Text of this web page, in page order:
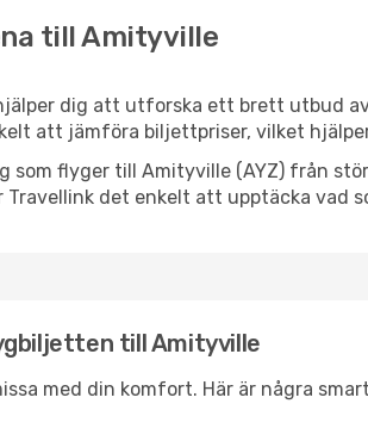
till Amityville
dig att utforska ett brett utbud
att jämföra biljettpriser, vilket
flyger till Amityville (AYZ) från
det enkelt att upptäcka vad
till Amityville
med din komfort. Här är några